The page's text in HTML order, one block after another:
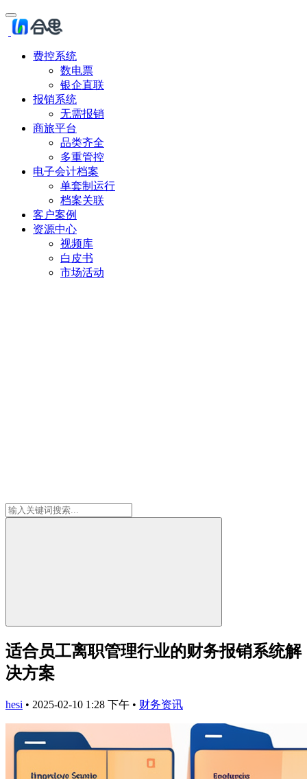
费控系统
数电票
银企直联
报销系统
无需报销
商旅平台
品类齐全
多重管控
电子会计档案
单套制运行
档案关联
客户案例
资源中心
视频库
白皮书
市场活动
适合员工离职管理行业的财务报销系统解
决方案
hesi • 2025-02-10 1:28 下午 • 财务资讯